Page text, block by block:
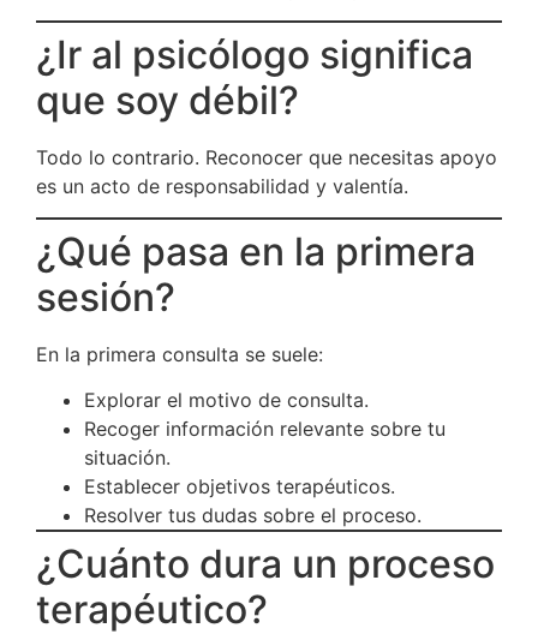
¿Ir al psicólogo significa
que soy débil?
Todo lo contrario. Reconocer que necesitas apoyo
es un acto de responsabilidad y valentía.
¿Qué pasa en la primera
sesión?
En la primera consulta se suele:
Explorar el motivo de consulta.
Recoger información relevante sobre tu
situación.
Establecer objetivos terapéuticos.
Resolver tus dudas sobre el proceso.
¿Cuánto dura un proceso
terapéutico?